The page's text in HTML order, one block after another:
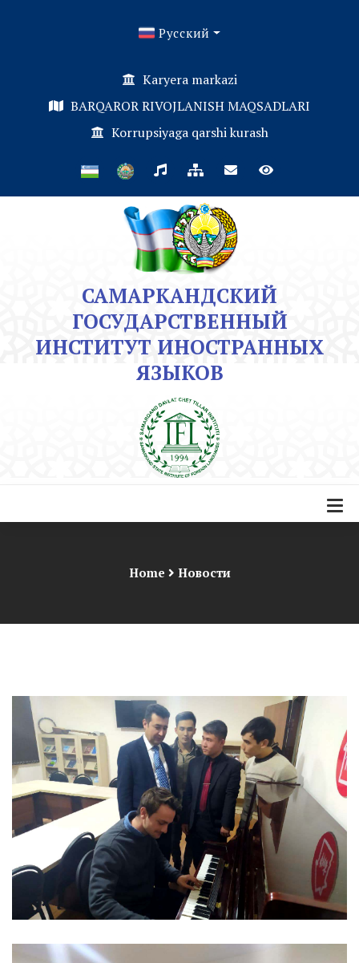
Русский
Karyera markazi
BARQAROR RIVOJLANISH MAQSADLARI
Korrupsiyaga qarshi kurash
САМАРКАНДСКИЙ
ГОСУДАРСТВЕННЫЙ
ИНСТИТУТ ИНОСТРАННЫХ
ЯЗЫКОВ
Home Новости